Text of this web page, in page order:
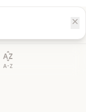
close
sort_by_alpha
A-Z